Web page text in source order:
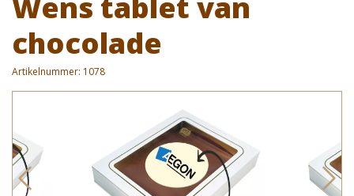
chocolade
Artikelnummer: 1078